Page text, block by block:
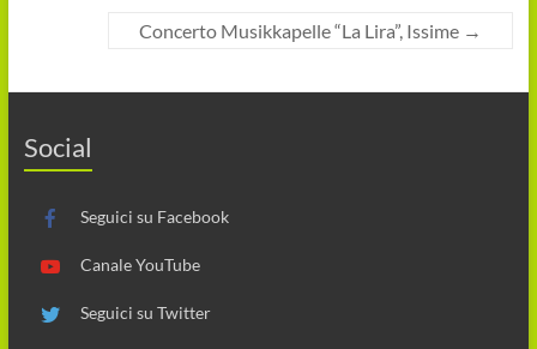
Concerto Musikkapelle “La Lira”, Issime →
Social
Seguici su Facebook
Canale YouTube
Seguici su Twitter